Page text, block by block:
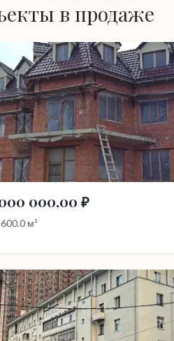
в продаже
000,00 ₽
м²